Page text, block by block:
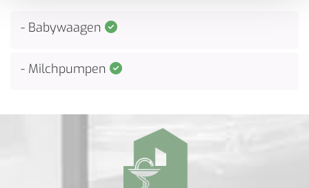
- Babywaagen 
- Milchpumpen 